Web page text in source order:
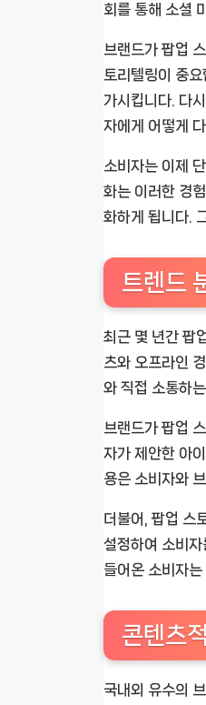
회를 통해 소셜
브랜드가 팝업
토리텔링이 중
가시킵니다. 다
자에게 어떻게
소비자는 이제
화는 이러한 경
화하게 됩니다.
트렌드
최근 몇 년간 팝
츠와 오프라인
와 직접 소통하
브랜드가 팝업
자가 제안한 아
용은 소비자와
더불어, 팝업 스
설정하여 소비
들어온 소비자
콘텐츠
국내외 유수의